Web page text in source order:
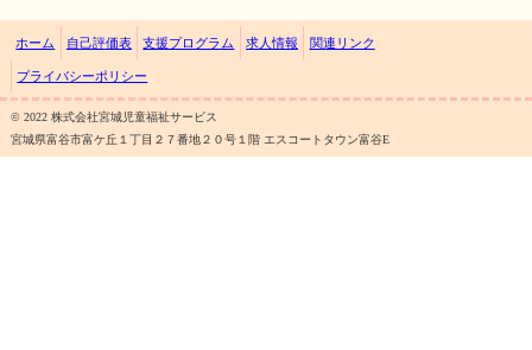
ホーム 自己評価表 支援プログラム 求人情報 関連リンク
プライバシーポリシー
©︎ 2022 株式会社宮城児童福祉サービス
宮城県富谷市富ケ丘１丁目２７番地２０号１階 エスコートタウン富谷E